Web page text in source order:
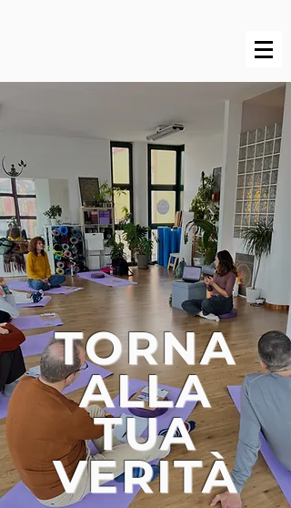
TORNA
ALLA
TUA
VERITÀ